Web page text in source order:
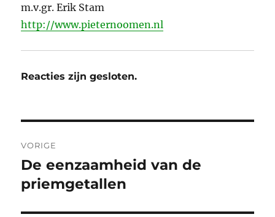
m.v.gr. Erik Stam
http://www.pieternoomen.nl
Reacties zijn gesloten.
navigatie
VORIGE
Vorig
bericht:
De eenzaamheid van de
priemgetallen